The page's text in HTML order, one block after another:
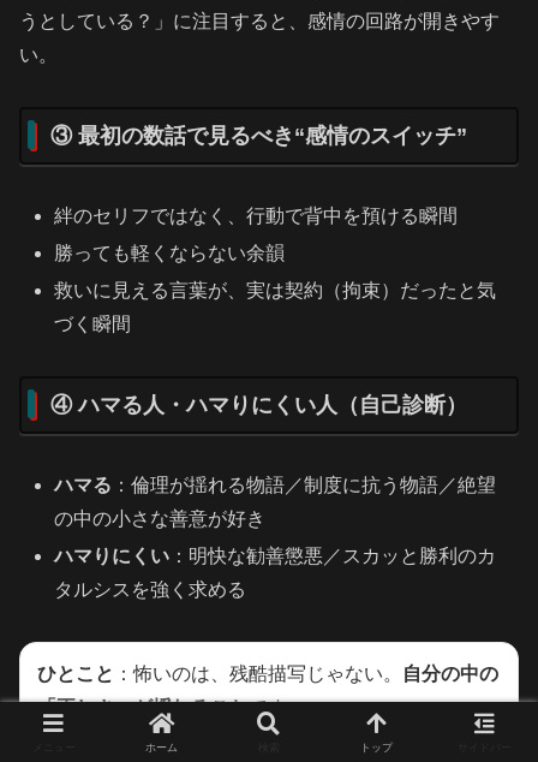
うとしている？」に注目すると、感情の回路が開きやす
い。
③ 最初の数話で見るべき“感情のスイッチ”
絆のセリフではなく、行動で背中を預ける瞬間
勝っても軽くならない余韻
救いに見える言葉が、実は契約（拘束）だったと気
づく瞬間
④ ハマる人・ハマりにくい人（自己診断）
ハマる ：倫理が揺れる物語／制度に抗う物語／絶望
の中の小さな善意が好き
ハマりにくい ：明快な勧善懲悪／スカッと勝利のカ
タルシスを強く求める
ひとこと ：怖いのは、残酷描写じゃない。
自分の中の
「正しさ」が揺れることです。
ホーム トップ